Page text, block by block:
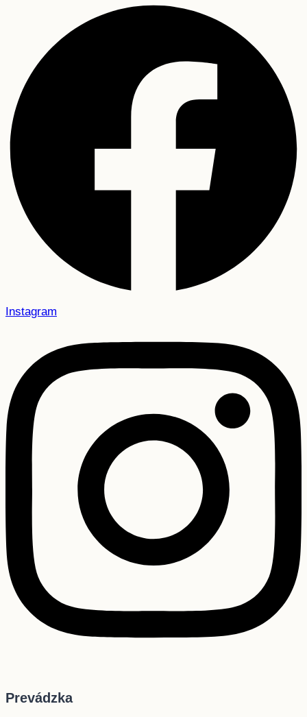
Instagram
Prevádzka